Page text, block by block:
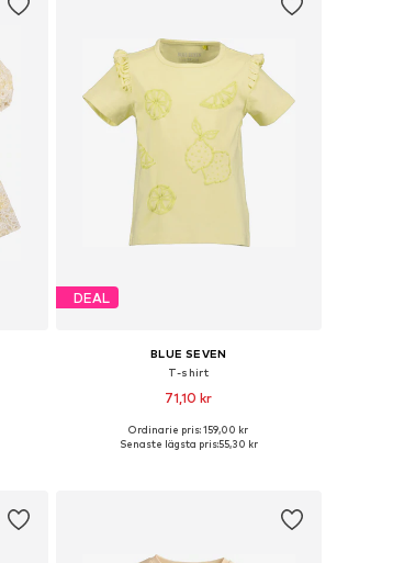
DEAL
BLUE SEVEN
T-shirt
71,10 kr
Ordinarie pris: 159,00 kr
Senaste lägsta pris:55,30 kr